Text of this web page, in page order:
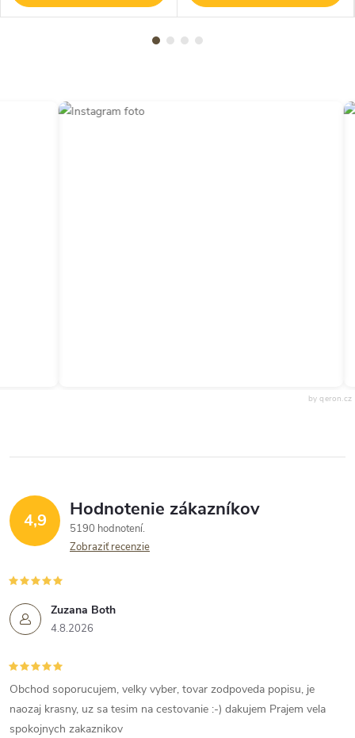
by qeron.cz
4,9 Hodnotenie zákazníkov
5190 hodnotení
Zobraziť recenzie
Zuzana Both
4.8.2026
Obchod soporucujem, velky vyber, tovar zodpoveda popisu, je
naozaj krasny, uz sa tesim na cestovanie :-) dakujem Prajem vela
spokojnych zakaznikov